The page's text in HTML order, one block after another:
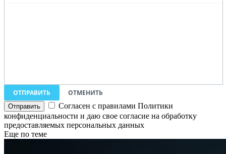
ОТПРАВИТЬ
ОТМЕНИТЬ
Согласен с правилами Политики
конфиденциальности и даю свое согласие на обработку
предоставляемых персональных данных
Еще по теме